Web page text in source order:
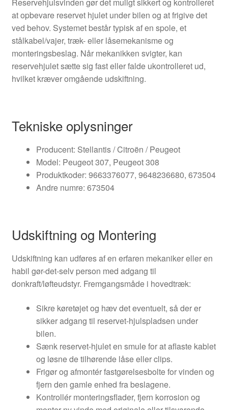
at opbevare reservet hjulet under bilen og at frigive det
ved behov. Systemet består typisk af en spole, et
stålkabel/vajer, træk- eller låsemekanisme og
monteringsbeslag. Når mekanikken svigter, kan
reservehjulet sætte sig fast eller falde ukontrolleret ud,
hvilket kræver omgående udskiftning.
Tekniske oplysninger
Producent: Stellantis / Citroën / Peugeot
Model: Peugeot 307, Peugeot 308
Produktkoder: 9663376077, 9648236680, 673504
Andre numre: 673504
Udskiftning og Montering
Udskiftning kan udføres af en erfaren mekaniker eller en
habil gør-det-selv person med adgang til
donkraft/løfteudstyr. Fremgangsmåde i hovedtræk:
Sikre køretøjet og hæv det eventuelt, så der er
sikker adgang til reservet-hjulspladsen under
bilen.
Sænk reservet-hjulet en smule for at aflaste kablet
og løsne de tilhørende låse eller clips.
Frigør og afmontér fastgørelsesbolte for vinden og
fjern den gamle enhed fra beslagene.
Kontrollér monteringsflader, fjern korrosion og